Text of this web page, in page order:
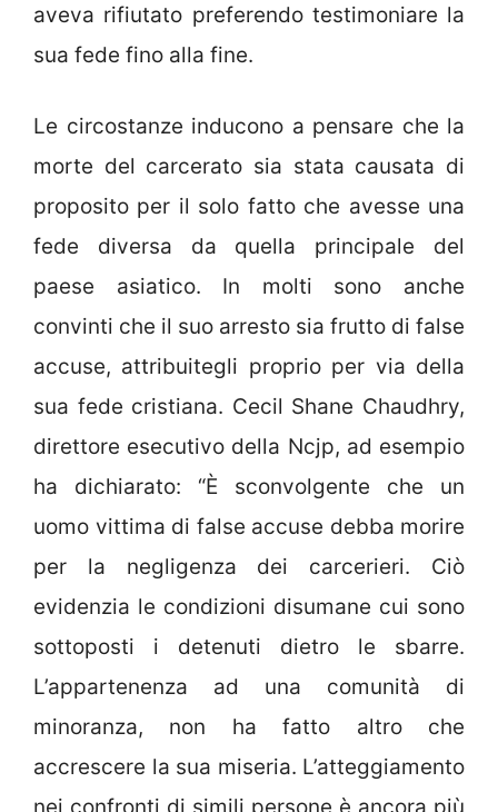
aveva rifiutato preferendo testimoniare la
sua fede fino alla fine.
Le circostanze inducono a pensare che la
morte del carcerato sia stata causata di
proposito per il solo fatto che avesse una
fede diversa da quella principale del
paese asiatico. In molti sono anche
convinti che il suo arresto sia frutto di false
accuse, attribuitegli proprio per via della
sua fede cristiana. Cecil Shane Chaudhry,
direttore esecutivo della Ncjp, ad esempio
ha dichiarato: “È sconvolgente che un
uomo vittima di false accuse debba morire
per la negligenza dei carcerieri. Ciò
evidenzia le condizioni disumane cui sono
sottoposti i detenuti dietro le sbarre.
L’appartenenza ad una comunità di
minoranza, non ha fatto altro che
accrescere la sua miseria. L’atteggiamento